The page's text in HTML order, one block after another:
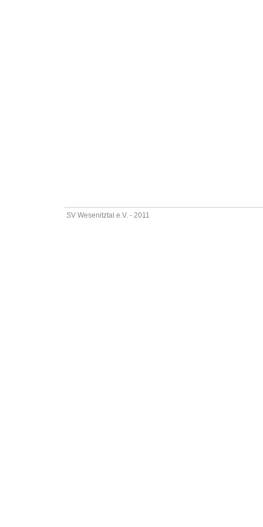
SV Wesenitztal e.V. - 2011